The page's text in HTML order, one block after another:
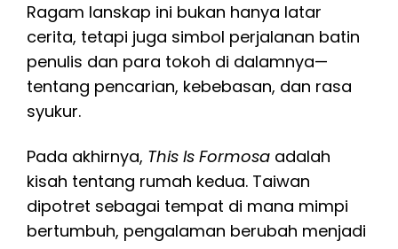
Ragam lanskap ini bukan hanya latar
cerita, tetapi juga simbol perjalanan batin
penulis dan para tokoh di dalamnya—
tentang pencarian, kebebasan, dan rasa
syukur.
Pada akhirnya, This Is Formosa adalah
kisah tentang rumah kedua. Taiwan
dipotret sebagai tempat di mana mimpi
bertumbuh, pengalaman berubah menjadi